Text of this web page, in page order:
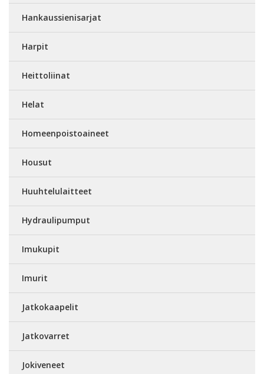
Hankaussienisarjat
Harpit
Heittoliinat
Helat
Homeenpoistoaineet
Housut
Huuhtelulaitteet
Hydraulipumput
Imukupit
Imurit
Jatkokaapelit
Jatkovarret
Jokiveneet